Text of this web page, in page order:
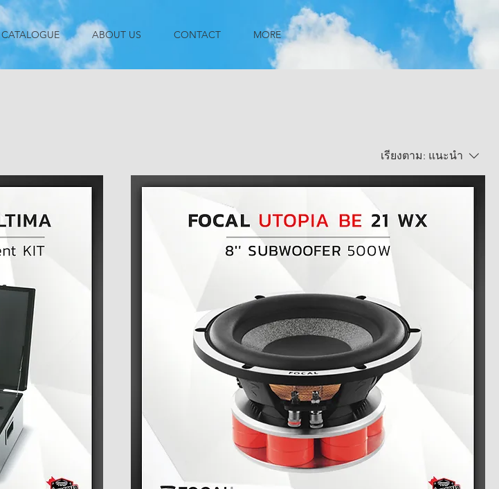
CATALOGUE ABOUT US CONTACT MORE
เรียงตาม: แนะนำ